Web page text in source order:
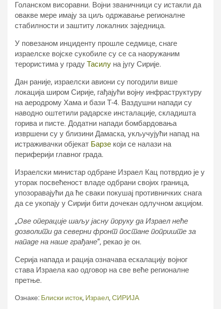
Голанском висоравни. Војни званичници су истакли да
овакве мере имају за циљ одржавање регионалне
стабилности и заштиту локалних заједница.
У повезаном инциденту прошле седмице, снаге
израелске војске сукобиле су се са наоружаним
терористима у граду Тасилу на југу Сирије.
Дан раније, израелски авиони су погодили више
локација широм Сирије, гађајући војну инфраструктуру
на аеродрому Хама и бази Т-4. Ваздушни напади су
наводно оштетили радарске инсталације, складишта
горива и писте. Додатни напади бомбардовања
извршени су у близини Дамаска, укључујући напад на
истраживачки објекат Барзе који се налази на
периферији главног града.
Израелски министар одбране Израел Кац потврдио је у
уторак посвећеност владе одбрани својих граница,
упозоравајући да ће сваки покушај противничких снага
да се укопају у Сирији бити дочекан одлучном акцијом.
„Ове операције шаљу јасну поруку да Израел неће
дозволити да северни фронт постане поприште за
нападе на наше грађане“, рекао је он.
Серија напада и рација означава ескалацију војног
става Израела као одговор на све веће регионалне
претње.
Ознаке: Блиски исток, Израел, СИРИЈА